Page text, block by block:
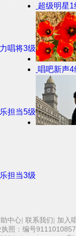
唱将3级
超级明星1
担当5级
唱吧新声4
担当3级
中心| 联系我们| 加入
执照：编号